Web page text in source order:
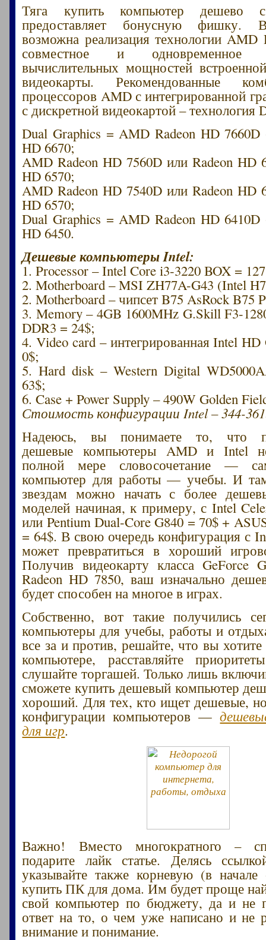
Тяга купить компьютер
предоставляет бонусную фишку.
возможна реализация технологии AMD
совместное и одновременное
вычислительных мощностей
видеокарты. Рекомендованные
процессоров AMD с интегрированной
с дискретной видеокартой – технология
Dual Graphics = AMD Radeon HD
HD 6670;
AMD Radeon HD 7560D или Radeon HD
HD 6570;
AMD Radeon HD 7540D или Radeon HD
HD 6570;
Dual Graphics = AMD Radeon HD
HD 6450.
Дешевые компьютеры Intel:
1. Processor – Intel Core i3-3220 BOX =
2. Motherboard – MSI ZH77A-G43 (Intel
2. Motherboard – чипсет B75 AsRock B75
3. Memory – 4GB 1600MHz G.Skill F3-
DDR3 = 24$;
4. Video card – интегрированная Intel HD
0$;
5. Hard disk – Western Digital
63$;
6. Case + Power Supply – 490W Golden
Стоимость конфигурации Intel – 344-
Надеюсь, вы понимаете то, что
дешевые компьютеры AMD и Intel
полной мере словосочетание —
компьютер для работы — учебы. И
звездам можно начать с более
моделей начиная, к примеру, с Intel
или Pentium Dual-Core G840 = 70$ +
= 64$. В свою очередь конфигурация с
может превратиться в хороший
Получив видеокарту класса
Radeon HD 7850, ваш изначально
будет способен на многое в играх.
Собственно, вот такие получились
компьютеры для учебы, работы и
все за и против, решайте, что вы
компьютере, расставляйте
слушайте торгашей. Только лишь
сможете купить дешевый компьютер
хороший. Для тех, кто ищет дешевые,
конфигурации компьютеров —
для игр.
Важно! Вместо многократного –
подарите лайк статье. Делясь
указывайте также корневую (в
купить ПК для дома. Им будет проще
свой компьютер по бюджету, да и не
ответ на то, о чем уже написано и не
внимание и понимание.